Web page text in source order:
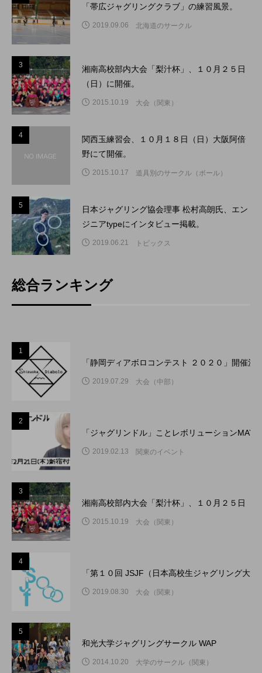
「帯広ジャグリングクラブ」の練習風景。
2019.09.06 北海道のサークル
3
湘南高校部内大会「梨汁杯」、１０月２５日
（日）に開催。
2015.10.19 大会（関東）
4
関西玉練習会、１０月１８日（日）大阪阿倍
野にて開催。
2015.10.17 道具別のサークル（ボール）
5
日本ジャグリング協会理事 松村高朗氏、エン
ジニアtypeにインタビュー掲載。
2019.06.21 トピックス
総合ランキング
1
「静岡ディアボロコンテスト ２０２０」開催
2019.07.29 大会（中部）
2
「ジャグリンドル」ことレボリューション
2019.02.13 関東のイベント
3
湘南高校部内大会「梨汁杯」、１０月２５日（
2015.10.19 大会（関東）
4
「第１０回 JSJF（日本高校生ジャグリング大
2019.08.30 大会（関東）
5
和光大学ジャグリングサークル WAP
2014.10.20 大学のサークル（関東）